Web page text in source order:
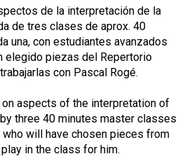
de la interpretación de la
de tres clases de aprox. 40
una, con estudiantes avanzados
elegido piezas del Repertorio
con Pascal Rogé.
aspects of the interpretation of
three 40 minutes master classes
will have chosen pieces from
in the class for him.